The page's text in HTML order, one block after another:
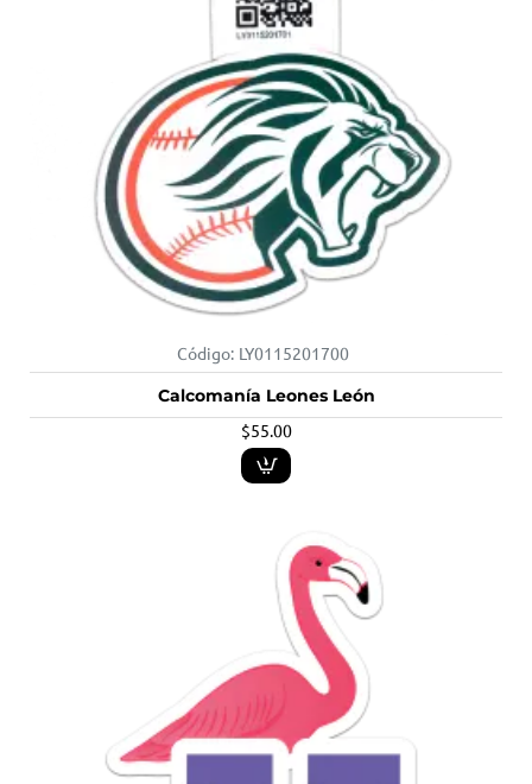
Código: LY0115201700
Calcomanía Leones León
$55.00